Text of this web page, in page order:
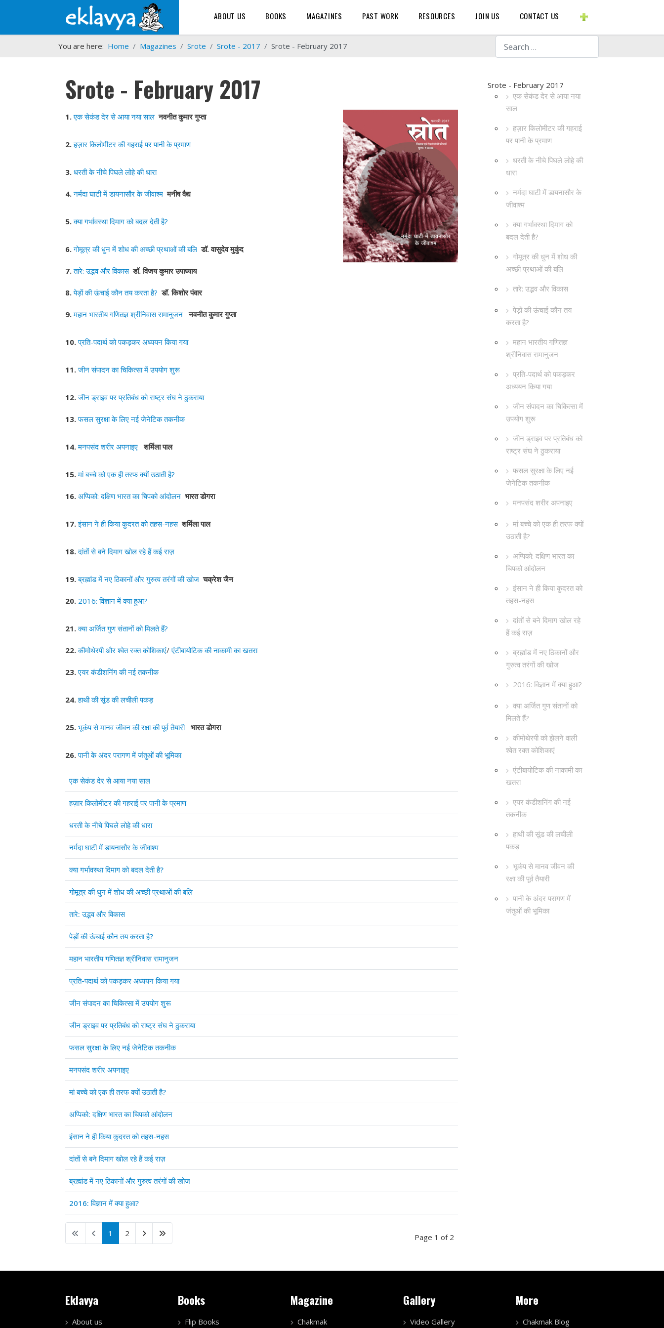
Search
ABOUT US BOOKS MAGAZINES PAST WORK RESOURCES JOIN US CONTACT US
You are here: Home Magazines Srote Srote - 2017 Srote - February 2017
Srote - February 2017
एक सेकंड देर से आया नया
साल
हज़ार किलोमीटर की गहराई
पर पानी के प्रमाण
धरती के नीचे पिघले लोहे की
धारा
नर्मदा घाटी में डायनासौर के
जीवाश्म
क्या गर्भावस्था दिमाग को
बदल देती है?
गोमूत्र की धुन में शोध की
अच्छी प्रथाओं की बलि
तारे: उद्भव और विकास
पेड़ों की ऊंचाई कौन तय
करता है?
महान भारतीय गणितज्ञ
श्रीनिवास रामानुजन
प्रति-पदार्थ को पकड़कर
अध्ययन किया गया
जीन संपादन का चिकित्सा में
उपयोग शुरू
जीन ड्राइव पर प्रतिबंध को
राष्ट्र संघ ने ठुकराया
फसल सुरक्षा के लिए नई
जेनेटिक तकनीक
मनपसंद शरीर अपनाइए
मां बच्चे को एक ही तरफ क्यों
उठाती है?
अप्पिको: दक्षिण भारत का
चिपको आंदोलन
इंसान ने ही किया कुदरत को
तहस-नहस
दांतों से बने दिमाग खोल रहे
हैं कई राज़
ब्रह्मांड में नए ठिकानों और
गुरुत्व तरंगों की खोज
2016: विज्ञान में क्या हुआ?
क्या अर्जित गुण संतानों को
मिलते हैं?
कीमोथेरपी को झेलने वाली
श्वेत रक्त कोशिकाएं
एंटीबायोटिक की नाकामी का
खतरा
एयर कंडीशनिंग की नई
तकनीक
हाथी की सूंड की लचीली
पकड़
भूकंप से मानव जीवन की
रक्षा की पूर्व तैयारी
पानी के अंदर परागण में
जंतुओं की भूमिका
Srote - February 2017
1. एक सेकंड देर से आया नया साल नवनीत कुमार गुप्ता
2. हज़ार किलोमीटर की गहराई पर पानी के प्रमाण
3. धरती के नीचे पिघले लोहे की धारा
4. नर्मदा घाटी में डायनासौर के जीवाश्म मनीष वैद्य
5. क्या गर्भावस्था दिमाग को बदल देती है?
6. गोमूत्र की धुन में शोध की अच्छी प्रथाओं की बलि डॉ. वासुदेव मुकुंद
7. तारे: उद्भव और विकास डॉ. विजय कुमार उपाध्याय
8. पेड़ों की ऊंचाई कौन तय करता है? डॉ. किशोर पंवार
9. महान भारतीय गणितज्ञ श्रीनिवास रामानुजन नवनीत कुमार गुप्ता
10. प्रति-पदार्थ को पकड़कर अध्ययन किया गया
11. जीन संपादन का चिकित्सा में उपयोग शुरू
12. जीन ड्राइव पर प्रतिबंध को राष्ट्र संघ ने ठुकराया
13. फसल सुरक्षा के लिए नई जेनेटिक तकनीक
14. मनपसंद शरीर अपनाइए शर्मिला पाल
15. मां बच्चे को एक ही तरफ क्यों उठाती है?
16. अप्पिको: दक्षिण भारत का चिपको आंदोलन भारत डोगरा
17. इंसान ने ही किया कुदरत को तहस-नहस शर्मिला पाल
18. दांतों से बने दिमाग खोल रहे हैं कई राज़
19. ब्रह्मांड में नए ठिकानों और गुरुत्व तरंगों की खोज चक्रेश जैन
20. 2016: विज्ञान में क्या हुआ?
21.क्या अर्जित गुण संतानों को मिलते हैं?
22.कीमोथेरपी और श्वेत रक्त कोशिकाएं/एंटीबायोटिक की नाकामी का खतरा
23. एयर कंडीशनिंग की नई तकनीक
24. हाथी की सूंड की लचीली पकड़
25. भूकंप से मानव जीवन की रक्षा की पूर्व तैयारी भारत डोगरा
26. पानी के अंदर परागण में जंतुओं की भूमिका
Articles
Title
एक सेकंड देर से आया नया साल
हज़ार किलोमीटर की गहराई पर पानी के प्रमाण
धरती के नीचे पिघले लोहे की धारा
नर्मदा घाटी में डायनासौर के जीवाश्म
क्या गर्भावस्था दिमाग को बदल देती है?
गोमूत्र की धुन में शोध की अच्छी प्रथाओं की बलि
तारे: उद्भव और विकास
पेड़ों की ऊंचाई कौन तय करता है?
महान भारतीय गणितज्ञ श्रीनिवास रामानुजन
प्रति-पदार्थ को पकड़कर अध्ययन किया गया
जीन संपादन का चिकित्सा में उपयोग शुरू
जीन ड्राइव पर प्रतिबंध को राष्ट्र संघ ने ठुकराया
फसल सुरक्षा के लिए नई जेनेटिक तकनीक
मनपसंद शरीर अपनाइए
मां बच्चे को एक ही तरफ क्यों उठाती है?
अप्पिको: दक्षिण भारत का चिपको आंदोलन
इंसान ने ही किया कुदरत को तहस-नहस
दांतों से बने दिमाग खोल रहे हैं कई राज़
ब्रह्मांड में नए ठिकानों और गुरुत्व तरंगों की खोज
2016: विज्ञान में क्या हुआ?
Page 1 of 2
1 2
Eklavya
About us
Books
Flip Books
Magazine
Chakmak
Gallery
Video Gallery
More
Chakmak Blog